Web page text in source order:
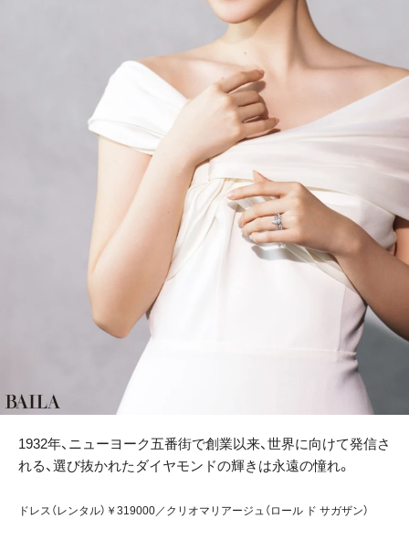
1932年、ニューヨーク五番街で創業以来、世界に向けて発信さ
れる、選び抜かれたダイヤモンドの輝きは永遠の憧れ。
ドレス（レンタル）￥319000／クリオマリアージュ（ロール ド サガザン）